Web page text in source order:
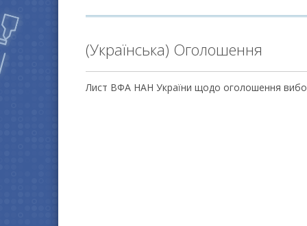
(Українська) Оголошення
Лист ВФА НАН України щодо оголошення